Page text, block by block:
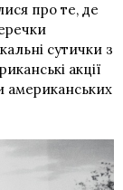
про те, де
сутички з
акції
американських